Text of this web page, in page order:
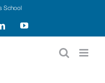
School
LinkedInYouTube